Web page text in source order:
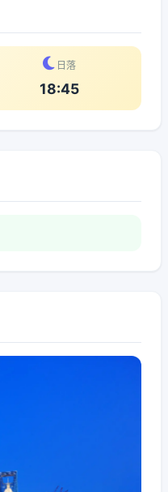
日落
18:45